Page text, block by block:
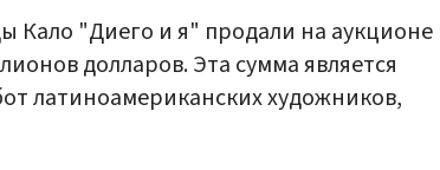
Кало "Диего и я" продали на аукционе
долларов. Эта сумма является
латиноамериканских художников,